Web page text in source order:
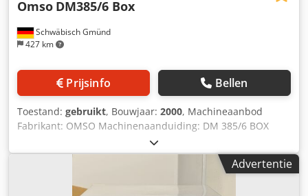
Schwäbisch Gmünd
427 km
Omso DM385/6 Box
Prijsinfo Bellen
Toestand: gebruikt, Bouwjaar: 2000, Machineaanbod
Fabrikant: OMSO Machinenaanduiding: DM 385/6 BOX
Bouwjaar: 2000 Bedrijfsuren ca.: 31.950 Aantal
drukstations: 6 Aantal drukwerken: 6 Aantal
bodemdrukstations: 2 Dedpsw D R Aqsfx Aiyeck Aantal
bodemdrukwerken: 2
Advertentie